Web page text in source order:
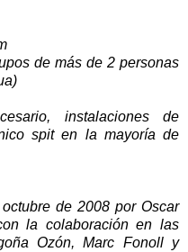
de más de 2 personas
instalaciones de
spit en la mayoría de
de 2008 por Oscar
la colaboración en las
Ozón, Marc Fonoll y